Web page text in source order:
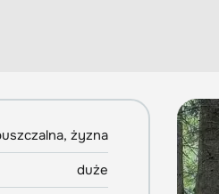
żyzna
duże